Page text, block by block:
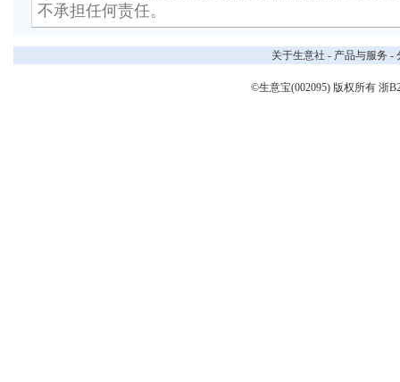
不承担任何责任。
关于生意社 - 产品与服务 -
©生意宝(002095) 版权所有 浙